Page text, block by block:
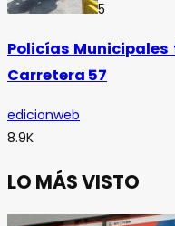
5
Policías
Carretera 57
edicionweb
8.9K
LO MÁS VISTO